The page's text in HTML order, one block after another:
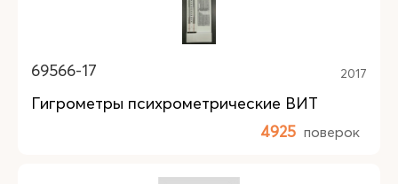
69566-17 2017
Гигрометры психрометрические ВИТ
4925 поверок